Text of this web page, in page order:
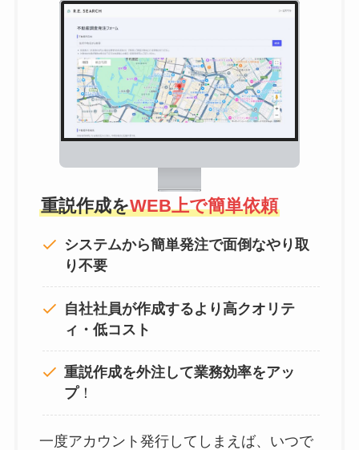
重説作成をWEB上で簡単依頼
システムから簡単発注で面倒なやり取
り不要
自社社員が作成するより高クオリテ
ィ・低コスト
重説作成を外注して業務効率をアッ
プ！
一度アカウント発行してしまえば、いつで